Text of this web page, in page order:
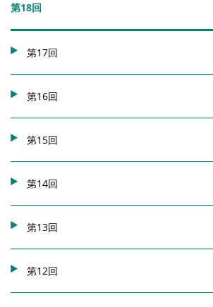
第18回
第17回
第16回
第15回
第14回
第13回
第12回